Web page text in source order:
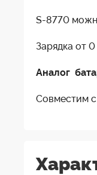
S-8770
Зарядка от
Аналог
Совместим с